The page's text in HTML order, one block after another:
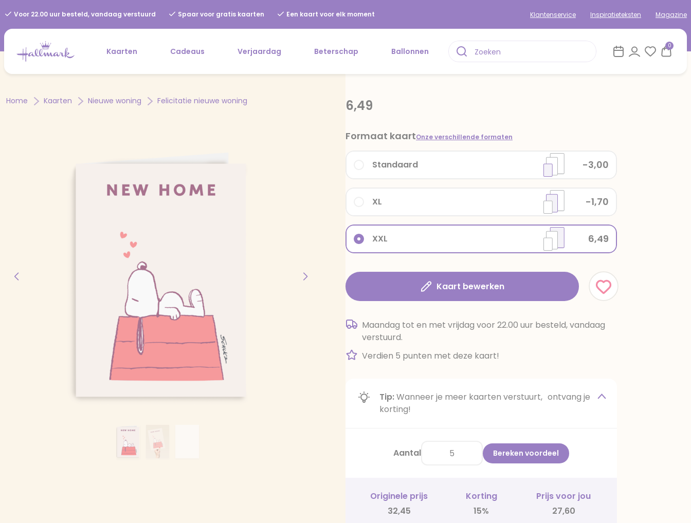
Voor 22.00 uur besteld, vandaag verstuurd Spaar voor gratis kaarten Een kaart voor elk moment Klantenservice Inspiratieteksten Magazine
Kaarten Cadeaus Verjaardag Beterschap Ballonnen
0
Home Kaarten Nieuwe woning Felicitatie nieuwe woning 6,49
Formaat kaartOnze verschillende formaten
XXL 6,49
XL -1,70
Standaard -3,00
Kaart bewerken
Maandag tot en met vrijdag voor 22.00 uur besteld, vandaag
verstuurd.
Verdien 5 punten met deze kaart!
Tip:Wanneer je meer kaarten verstuurt, ontvang je
korting!
Aantal Bereken voordeel
Originele prijs Korting
Prijs voor jou
32,45
15% 27,60